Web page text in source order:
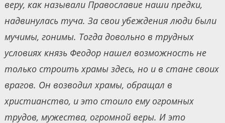
веру, как называли Православие наши предки,
надвинулась туча. За свои убеждения люди были
мучимы, гонимы. Тогда довольно в трудных
условиях князь Феодор нашел возможность не
только строить храмы здесь, но и в стане своих
врагов. Он возводил храмы, обращал в
христианство, и это стоило ему огромных
трудов, мужества, огромной веры. И это